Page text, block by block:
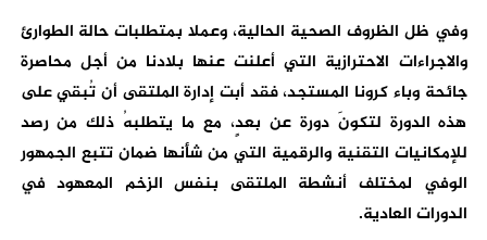
وفي ظل الظروف الصحية الحالية، وعملا بمتطلبات حالة الطوارئ
والاجراءات الاحترازية التي أعلنت عنها بلادنا من أجل محاصرة
جائحة وباء كرونا المستجد، فقد أبت إدارة الملتقى أن تُبقي على
هذه الدورة لتكونَ دورة عن بعدٍ، مع ما يتطلبهُ ذلك من رصد
للإمكانيات التقنية والرقمية التي من شأنها ضمان تتبع الجمهور
الوفي لمختلف أنشطة الملتقى بنفس الزخم المعهود في
الدورات العادية.